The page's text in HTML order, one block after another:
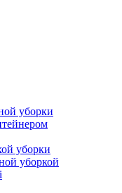
уборки
уборки
уборкой